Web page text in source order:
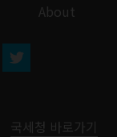
About
국세청 바로가기